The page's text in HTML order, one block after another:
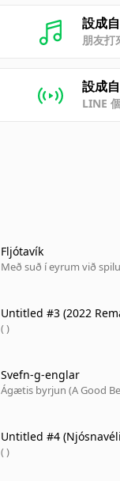
設成
朋友打
設成
LINE
Fljótavík
Með suð í eyrum við
Untitled #3 (2022
( )
Svefn-g-englar
Ágætis byrjun (A Good
Untitled #4
( )